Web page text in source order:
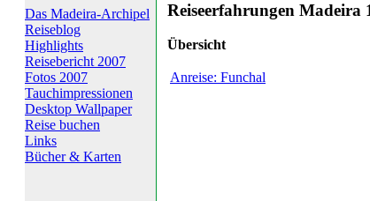
Das Madeira-Archipel
Reiseblog
Highlights
Reisebericht 2007
Fotos 2007
Tauch­impressionen
Desktop Wallpaper
Reise buchen
Links
Bücher & Karten
Reiseerfahrungen Madeira
Übersicht
Anreise: Funchal